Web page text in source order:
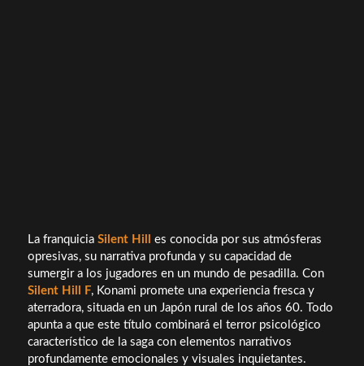
La franquicia Silent Hill
es conocida por sus atmósferas
opresivas, su narrativa profunda y su capacidad de
sumergir a los jugadores en un mundo de pesadilla. Con
Silent Hill F, Konami promete una experiencia fresca y
aterradora, situada en un Japón rural de los años 60. Todo
apunta a que este título combinará el terror psicológico
característico de la saga con elementos narrativos
profundamente emocionales y visuales inquietantes.